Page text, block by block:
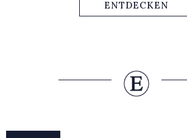
ausgezeichnet. Diesen
The Longines Master Collection auch
ENTDECKEN